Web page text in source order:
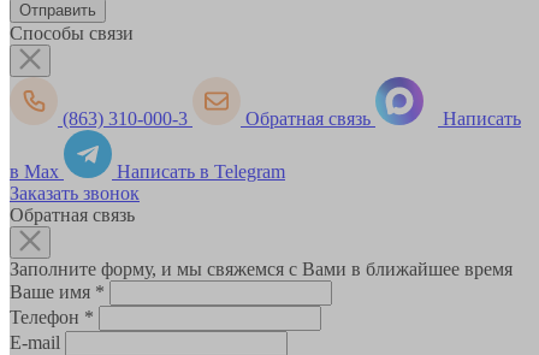
Способы связи
(863) 310-000-3 Обратная связь Написать
в Max
Написать в Telegram
Заказать звонок
Обратная связь
Заполните форму, и мы свяжемся с Вами в ближайшее время
Ваше имя *
Телефон *
E-mail